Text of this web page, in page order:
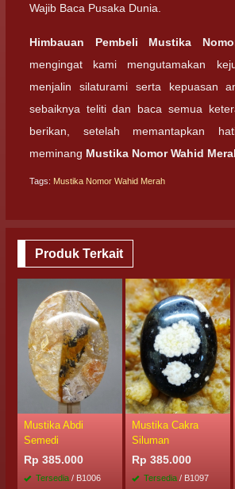
Wajib Baca Pusaka Dunia.
Himbauan Pembeli Mustika
mengingat kami mengutamakan
menjalin silaturami serta kepuasan
sebaiknya teliti dan baca semua
berikan, setelah memantapkan
meminang Mustika Nomor Wahid
Tags: Mustika Nomor Wahid Merah
Produk Terkait
Mustika Abdi
Semedi
Rp 385.000
Tersedia / B1006
Mustika Cakra
Siluman
Rp 385.000
Tersedia / B1097